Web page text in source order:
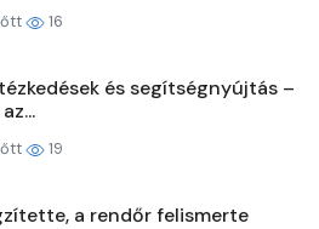
16
és segítségnyújtás –
19
a rendőr felismerte